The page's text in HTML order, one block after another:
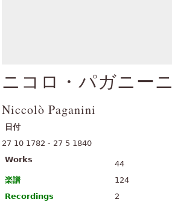
ニコロ・パガニーニ
Niccolò Paganini
日付
27 10 1782 - 27 5 1840
Works
44
楽譜
124
Recordings
2